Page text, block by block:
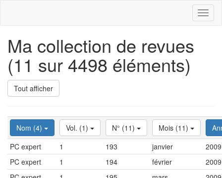
Ma collection de revues
(11 sur 4498 éléments)
Tout afficher
Nom (4) Vol. (1) N° (11) Mois (11)
PC expert
1 193 janvier
2009
PC expert
1 194 février
2009